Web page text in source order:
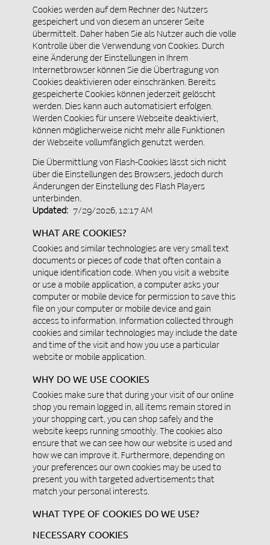
Cookies werden auf dem Rechner des Nutzers
gespeichert und von diesem an unserer Seite
übermittelt. Daher haben Sie als Nutzer auch die volle
Kontrolle über die Verwendung von Cookies. Durch
eine Änderung der Einstellungen in Ihrem
Internetbrowser können Sie die Übertragung von
Cookies deaktivieren oder einschränken. Bereits
gespeicherte Cookies können jederzeit gelöscht
werden. Dies kann auch automatisiert erfolgen.
Werden Cookies für unsere Webseite deaktiviert,
können möglicherweise nicht mehr alle Funktionen
der Webseite vollumfänglich genutzt werden.
Die Übermittlung von Flash-Cookies lässt sich nicht
über die Einstellungen des Browsers, jedoch durch
Änderungen der Einstellung des Flash Players
unterbinden.
Updated: 7/29/2026, 12:17 AM
WHAT ARE COOKIES?
Cookies and similar technologies are very small text
documents or pieces of code that often contain a
unique identification code. When you visit a website
or use a mobile application, a computer asks your
computer or mobile device for permission to save this
file on your computer or mobile device and gain
access to information. Information collected through
cookies and similar technologies may include the date
and time of the visit and how you use a particular
website or mobile application.
WHY DO WE USE COOKIES
Cookies make sure that during your visit of our online
shop you remain logged in, all items remain stored in
your shopping cart, you can shop safely and the
website keeps running smoothly. The cookies also
ensure that we can see how our website is used and
how we can improve it. Furthermore, depending on
your preferences our own cookies may be used to
present you with targeted advertisements that
match your personal interests.
WHAT TYPE OF COOKIES DO WE USE?
NECESSARY COOKIES